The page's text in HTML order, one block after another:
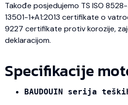
Takođe posjedujemo TS ISO
13501-1+A1:2013 certifikate o
9227 certifikate protiv korozije,
deklaracijom.
Specifikacije
BAUDOUIN serija